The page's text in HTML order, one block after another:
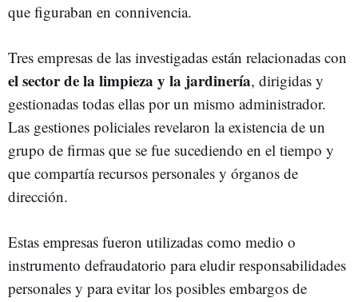
que figuraban en connivencia.
Tres empresas de las investigadas están relacionadas con
el sector de la limpieza y la jardinería, dirigidas y
gestionadas todas ellas por un mismo administrador.
Las gestiones policiales revelaron la existencia de un
grupo de firmas que se fue sucediendo en el tiempo y
que compartía recursos personales y órganos de
dirección.
Estas empresas fueron utilizadas como medio o
instrumento defraudatorio para eludir responsabilidades
personales y para evitar los posibles embargos de